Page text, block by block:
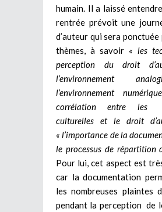
humain. Il a laissé
rentrée prévoit une
d’auteur qui sera
thèmes, à savoir « les
perception du droit
l’environnement
l’environnement
corrélation entre les
culturelles et le droit
« l’importance de la
le processus de répartition
Pour lui, cet aspect est
car la documentation
les nombreuses plaintes
pendant la perception de